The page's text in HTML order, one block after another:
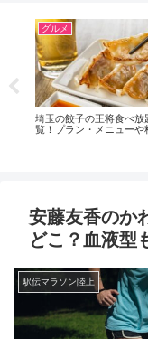
グルメ
埼玉の餃子の王将食べ放
覧！プラン・メニューや
安藤友香のか
どこ？血液型
駅伝マラソン陸上